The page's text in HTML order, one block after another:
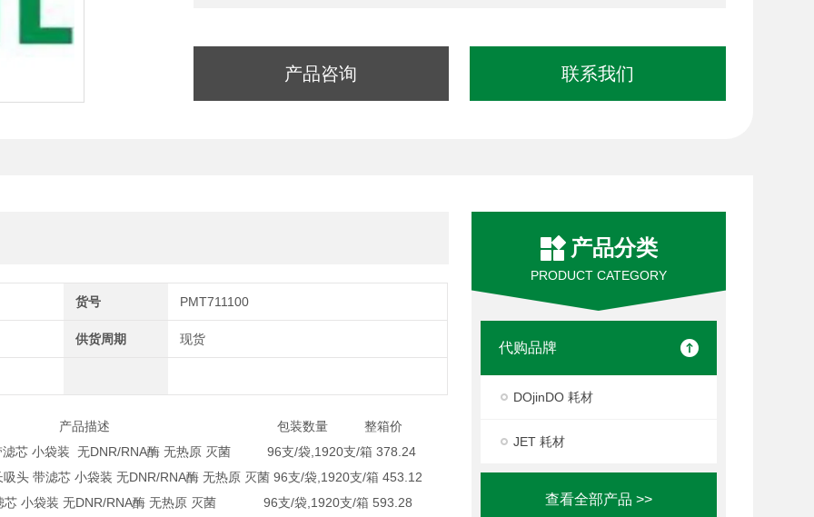
产品咨询 联系我们
产品分类
PRODUCT CATEGORY
代购品牌
DOjinDO 耗材
JET 耗材
查看全部产品 >>
货号 PMT711100
供货周期 现货
品描述 包装数量 整箱价
滤芯 小袋装 无DNR/RNA酶 无热原 灭菌 96支/袋,1920支/箱 378.24
头 带滤芯 小袋装 无DNR/RNA酶 无热原 灭菌 96支/袋,1920支/箱 453.12
滤芯 小袋装 无DNR/RNA酶 无热原 灭菌 96支/袋,1920支/箱 593.28